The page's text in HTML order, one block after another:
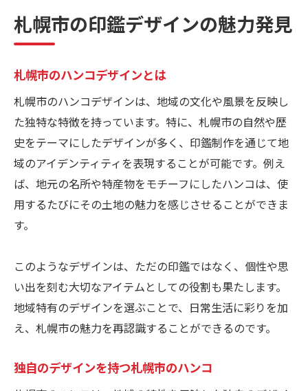
札幌市の印鑑デザインの魅力発見
札幌市のハンコデザインとは
札幌市のハンコデザインは、地域の文化や風景を反映し
た独特な特徴を持っています。特に、札幌市の自然や歴
史をテーマにしたデザインが多く、印鑑制作を通じて地
域のアイデンティティを表現することが可能です。例え
ば、地元の名所や特産物をモチーフにしたハンコは、使
用するたびにその土地の魅力を感じさせることができま
す。
このようなデザインは、ただの印鑑ではなく、個性や思
い出を刻む大切なアイテムとしての役割も果たします。
地域特有のデザインを選ぶことで、日常生活に彩りを加
え、札幌市の魅力を再認識することができるのです。
独自のデザインを持つ札幌市のハンコ